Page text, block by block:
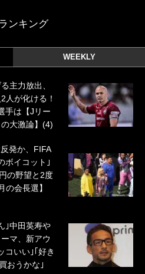
ンキング
WEEKLY
主力放出、
人が化ける！
手は【Jリー
大激論】(4)
発か、FIFA
ボイコット｣
の野望と2度
の会長選】
｣中田英寿や
マ、新アウ
コいい｣｢好き
おうかな｣